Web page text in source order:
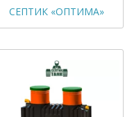
СЕПТИК «ОПТИМА»